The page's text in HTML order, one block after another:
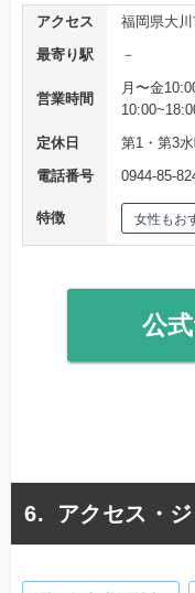
アクセス
福岡県大
最寄り駅
－
営業時間
月〜金
定休日
第1・第3
電話番号
0944-85-
特徴 女性もお
公
アクセス・